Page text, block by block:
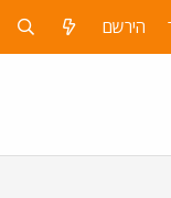
הירשם